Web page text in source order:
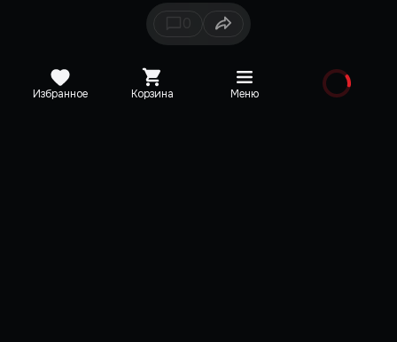
Избранное Корзина Меню